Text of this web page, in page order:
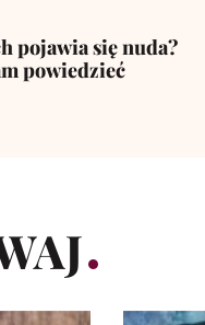
pojawia się nuda?
powiedzieć